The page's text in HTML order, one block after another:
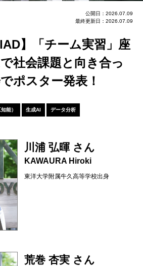
公開日：2026.07.09
最終更新日：2026.07.09
】「チーム実習」座
社会課題と向き合っ
ポスター発表！
能） 生成AI データ分析
川浦 弘暉 さん
KAWAURA Hiroki
東洋大学附属牛久高等学校出身
荒巻 杏実 さん